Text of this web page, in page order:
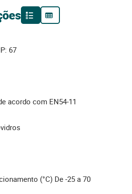
67
acordo com EN54-11
(°C) De -25 a 70